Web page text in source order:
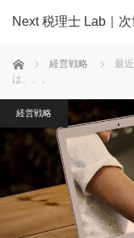
Next 税理士 Lab｜
ホーム 経営戦略
最
は、、、
経営戦略